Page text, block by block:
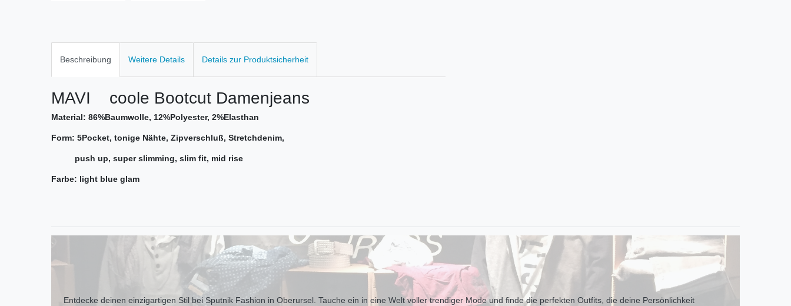
Beschreibung Weitere Details Details zur Produktsicherheit
MAVI coole Bootcut Damenjeans
Material: 86%Baumwolle, 12%Polyester, 2%Elasthan
Form: 5Pocket, tonige Nähte, Zipverschluß, Stretchdenim,
push up, super slimming, slim fit, mid rise
Farbe: light blue glam
Entdecke deinen einzigartigen Stil bei Sputnik Fashion in Oberursel. Tauche ein in eine Welt voller trendiger Mode und finde die perfekten Outfits, die deine Persönlichkeit